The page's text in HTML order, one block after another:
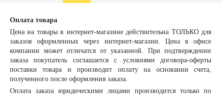
Оплата товара
Цена на товары в интернет-магазине действительна ТОЛЬКО для
заказов оформленных через интернет-магазин. Цена в офисе
компании может отличатся от указанной. При подтверждении
заказа покупатель соглашается с условиями договора-оферты
поставки товара и производит оплату на основании счета,
полученного после оформления заказа.
Оплата заказа юридическими лицами производится только по